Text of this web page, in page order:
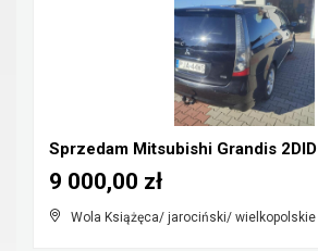
Sprzedam Mitsubishi Grandis 2DID
Wola Książęca/ jarociński/ wielkopolskie
9 000,00 zł